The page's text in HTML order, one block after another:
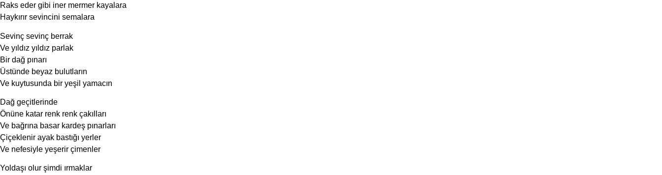
Raks eder gibi iner mermer kayalara
Haykırır sevincini semalara
Sevinç sevinç berrak
Ve yıldız yıldız parlak
Bir dağ pınarı
Üstünde beyaz bulutların
Ve kuytusunda bir yeşil yamacın
Dağ geçitlerinde
Önüne katar renk renk çakılları
Ve bağrına basar kardeş pınarları
Çiçeklenir ayak bastığı yerler
Ve nefesiyle yeşerir çimenler
Yoldaşı olur şimdi ırmaklar